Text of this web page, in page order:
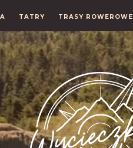
TATRY TRASY ROWEROWE